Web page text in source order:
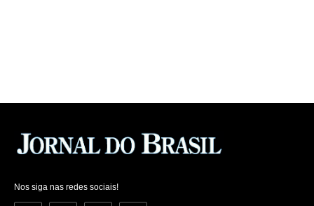
Nos siga nas redes sociais!